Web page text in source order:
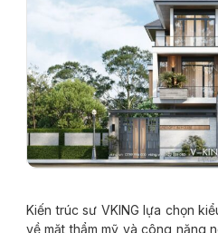
Kiến trúc sư VKING lựa chọn
về mặt thẩm mỹ và công năng